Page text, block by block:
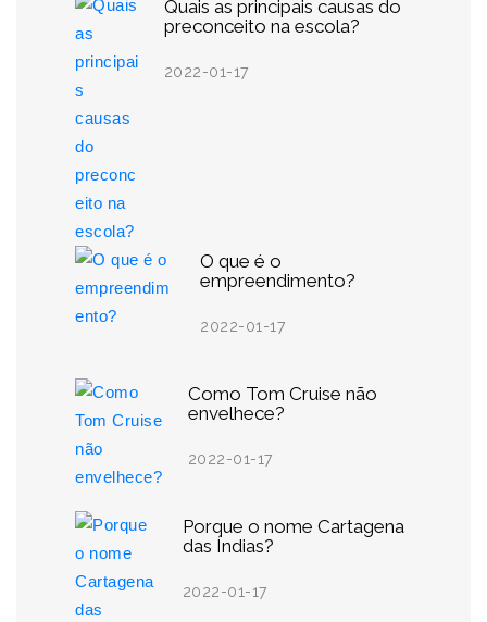
Quais as principais causas do
preconceito na escola?
2022-01-17
O que é o
empreendimento?
2022-01-17
Como Tom Cruise não
envelhece?
2022-01-17
Porque o nome Cartagena
das Índias?
2022-01-17